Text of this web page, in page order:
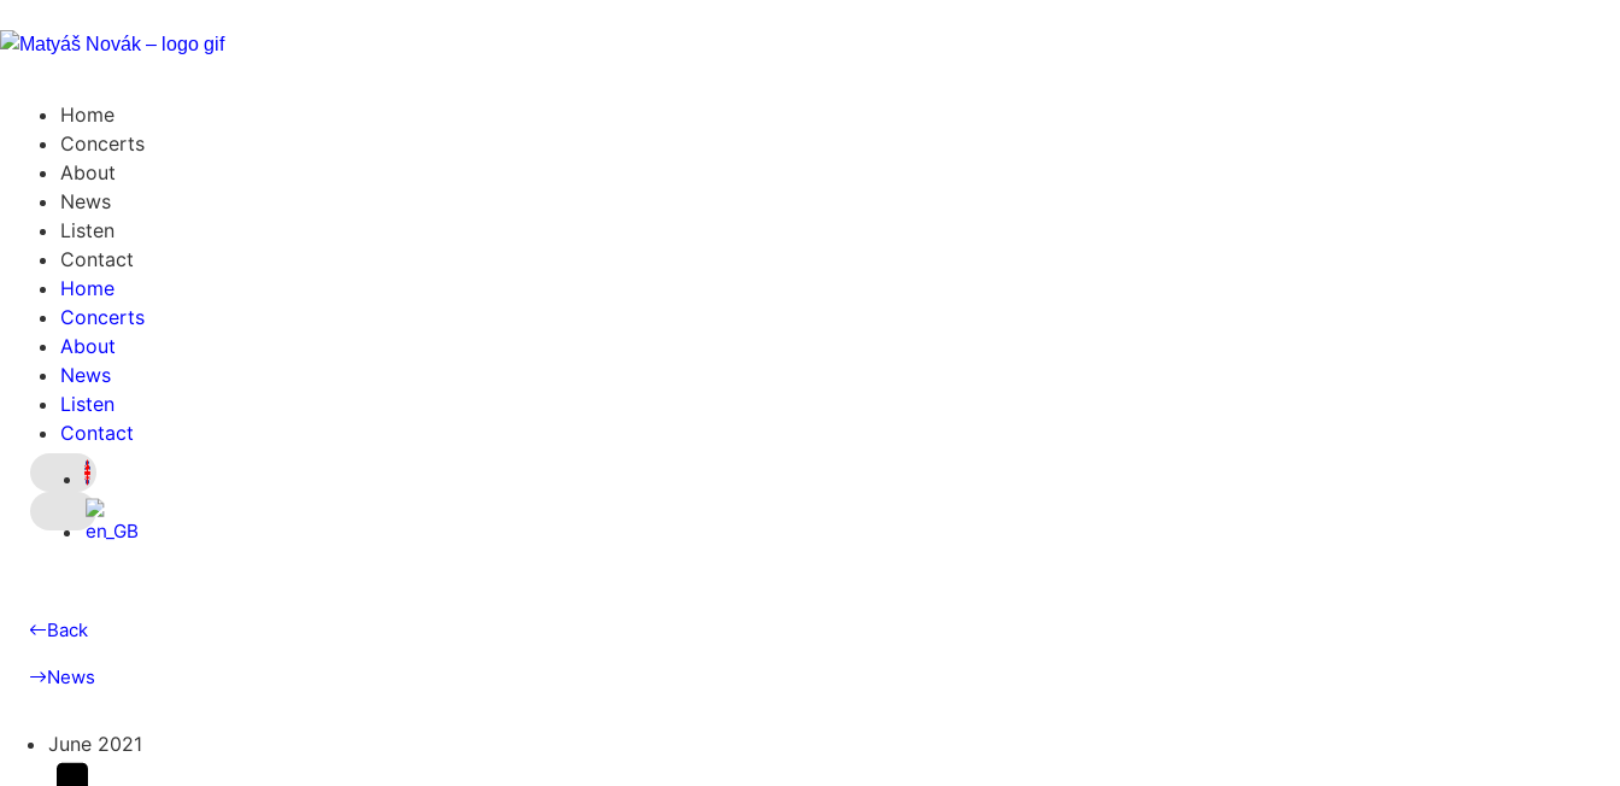
Home
Concerts
About
News
Listen
Contact
Home
Concerts
About
News
Listen
Contact
Back
News
June 2021